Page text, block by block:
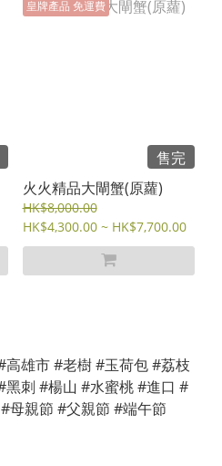
皇牌產品 免運費
售完
火火精品大閘蟹(原蘿)
HK$8,000.00
HK$4,300.00 ~ HK$7,700.00